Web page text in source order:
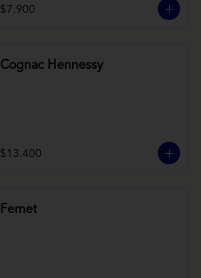
$7.900
Cognac Hennessy
$13.400
Fernet